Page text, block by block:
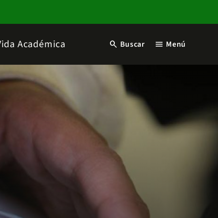
Académica search Buscar menu Menú